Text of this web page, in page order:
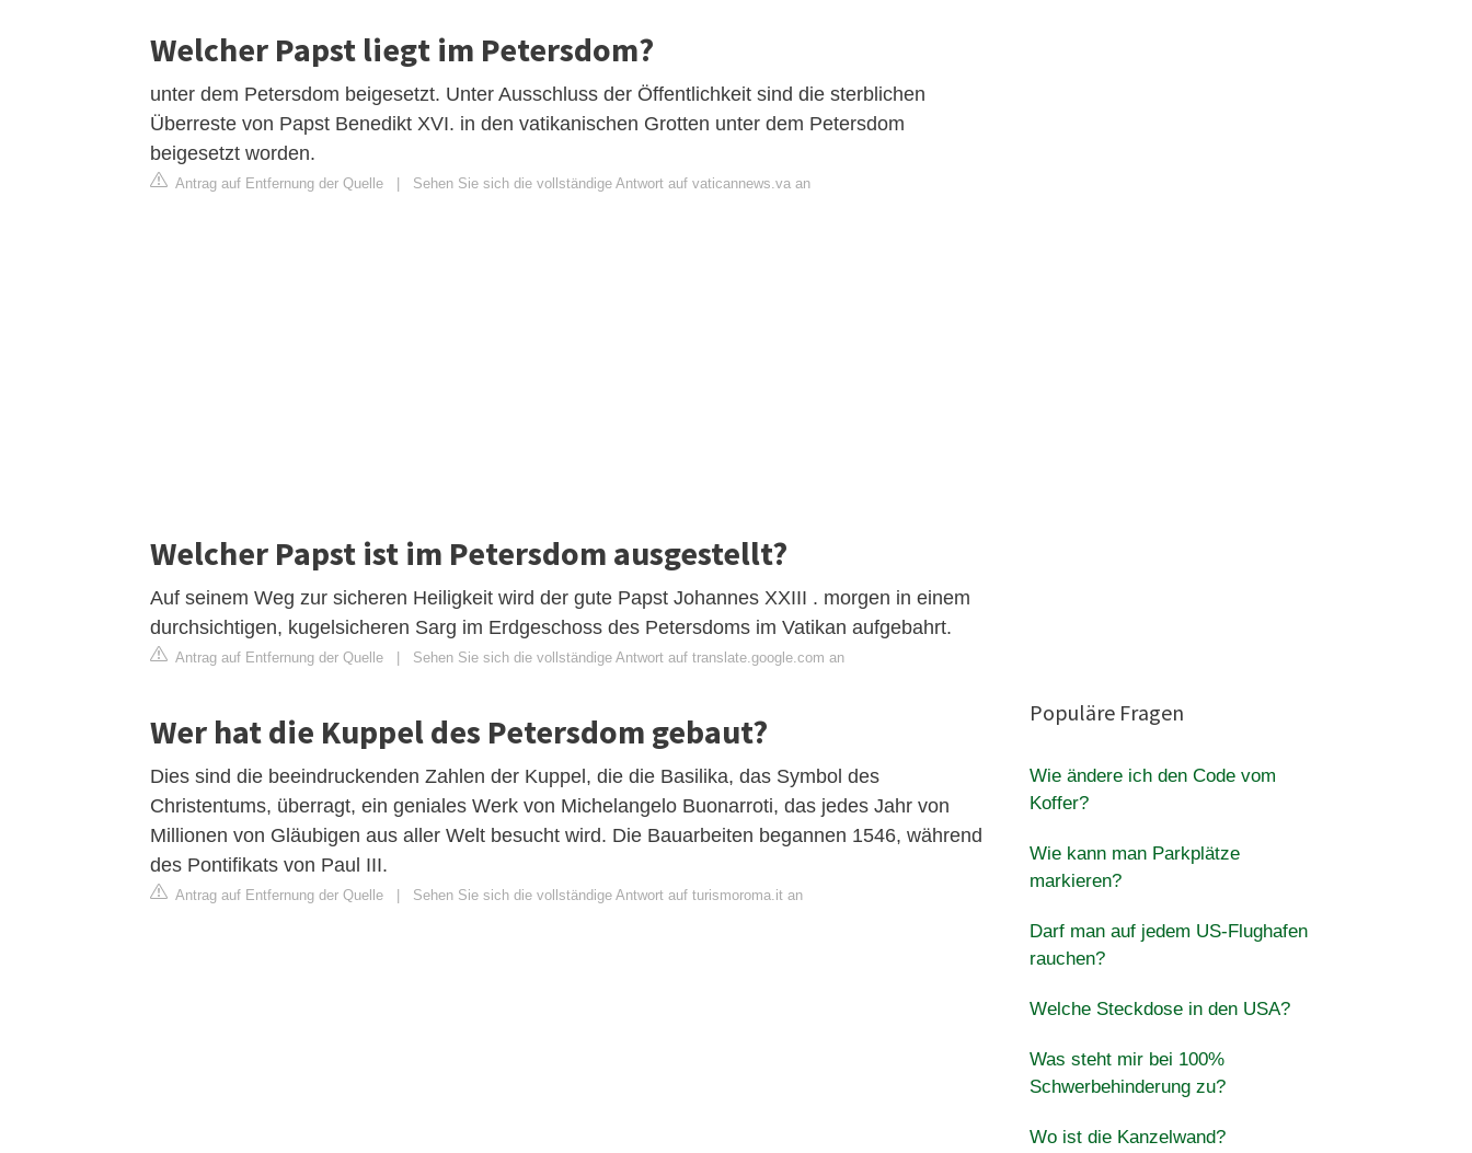
Welcher Papst liegt im Petersdom?
unter dem Petersdom beigesetzt. Unter Ausschluss der Öffentlichkeit sind die sterblichen
Überreste von Papst Benedikt XVI. in den vatikanischen Grotten unter dem Petersdom
beigesetzt worden.
Antrag auf Entfernung der Quelle Sehen Sie sich die vollständige Antwort auf vaticannews.va an
Welcher Papst ist im Petersdom ausgestellt?
Auf seinem Weg zur sicheren Heiligkeit wird der gute Papst Johannes XXIII . morgen in einem
durchsichtigen, kugelsicheren Sarg im Erdgeschoss des Petersdoms im Vatikan aufgebahrt.
Antrag auf Entfernung der Quelle Sehen Sie sich die vollständige Antwort auf translate.google.com an
Wer hat die Kuppel des Petersdom gebaut?
Dies sind die beeindruckenden Zahlen der Kuppel, die die Basilika, das Symbol des
Christentums, überragt, ein geniales Werk von Michelangelo Buonarroti, das jedes Jahr von
Millionen von Gläubigen aus aller Welt besucht wird. Die Bauarbeiten begannen 1546, während
des Pontifikats von Paul III.
Antrag auf Entfernung der Quelle Sehen Sie sich die vollständige Antwort auf turismoroma.it an
Populäre Fragen
Wie ändere ich den Code vom
Koffer?
Wie kann man Parkplätze
markieren?
Darf man auf jedem US-Flughafen
rauchen?
Welche Steckdose in den USA?
Was steht mir bei 100%
Schwerbehinderung zu?
Wo ist die Kanzelwand?